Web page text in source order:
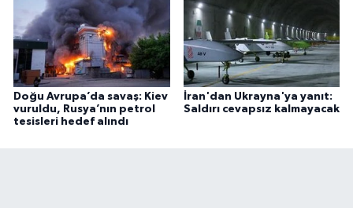
Doğu Avrupa’da savaş: Kiev
vuruldu, Rusya’nın petrol
tesisleri hedef alındı
İran'dan Ukrayna'ya yanıt:
Saldırı cevapsız kalmayacak